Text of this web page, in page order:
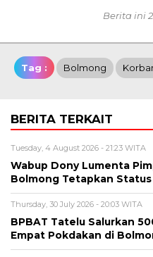
Berita ini
Tag : Bolmong
BERITA TERKAIT
Tuesday, 4 August 2026 - 21:23 WITA
Wabup Dony Lumenta
Bolmong Tetapkan
Thursday, 30 July 2026 - 20:03 WITA
BPBAT Tatelu Salurkan
Empat Pokdakan di